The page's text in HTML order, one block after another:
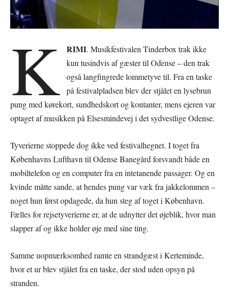
K RIMI. Musikfestivalen Tinderbox trak ikke
kun tusindvis af gæster til Odense – den trak
også langfingrede lommetyve til. Fra en taske
på festivalpladsen blev der stjålet en lysebrun
pung med kørekort, sundhedskort og kontanter, mens ejeren var
optaget af musikken på Elsesmindevej i det sydvestlige Odense.
Tyverierne stoppede dog ikke ved festivalhegnet. I toget fra
Københavns Lufthavn til Odense Banegård forsvandt både en
mobiltelefon og en computer fra en intetanende passager. Og en
kvinde måtte sande, at hendes pung var væk fra jakkelommen –
noget hun først opdagede, da hun steg af toget i København.
Fælles for rejsetyverierne er, at de udnytter det øjeblik, hvor man
slapper af og ikke holder øje med sine ting.
Samme uopmærksomhed ramte en strandgæst i Kerteminde,
hvor et ur blev stjålet fra en taske, der stod uden opsyn på
stranden.